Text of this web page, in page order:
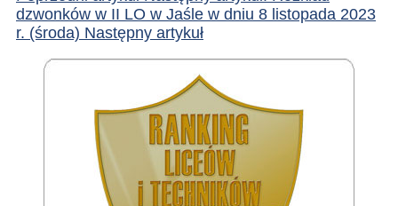
dzwonków w II LO w Jaśle w dniu 8 listopada 2023
r. (środa) Następny artykuł